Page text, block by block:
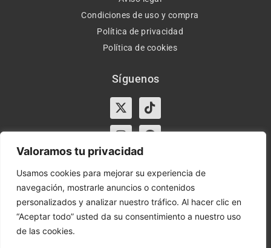
Valoramos tu privacidad
Usamos cookies para mejorar su experiencia de
navegación, mostrarle anuncios o contenidos
personalizados y analizar nuestro tráfico. Al hacer clic en
“Aceptar todo” usted da su consentimiento a nuestro uso
de las cookies.
Condiciones de uso y compra
Política de privacidad
Política de cookies
Síguenos
X-
twitter
Tiktok
InstagramFacebook
Horario:
Lun-Vie de 10:00-13:30 y 17:00-20:00 – Sáb de
10:00-13:30
Orient Express | Copyright 2021 © Todos los derechos